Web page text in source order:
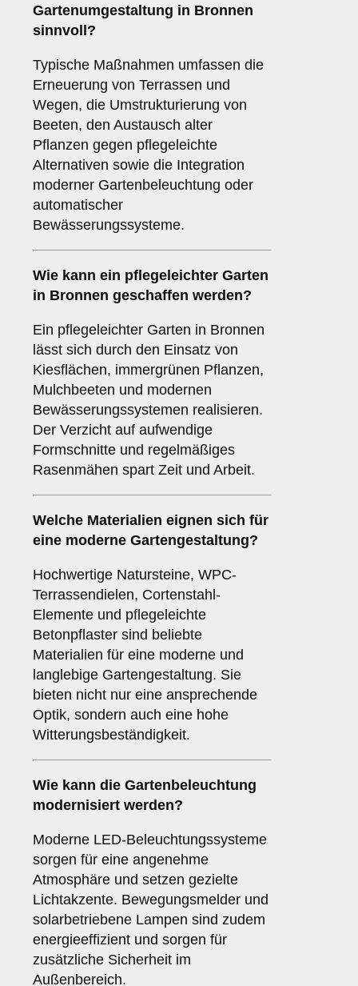
Gartenumgestaltung in Bronnen
sinnvoll?
Typische Maßnahmen umfassen die
Erneuerung von Terrassen und
Wegen, die Umstrukturierung von
Beeten, den Austausch alter
Pflanzen gegen pflegeleichte
Alternativen sowie die Integration
moderner Gartenbeleuchtung oder
automatischer
Bewässerungssysteme.
Wie kann ein pflegeleichter Garten
in Bronnen geschaffen werden?
Ein pflegeleichter Garten in Bronnen
lässt sich durch den Einsatz von
Kiesflächen, immergrünen Pflanzen,
Mulchbeeten und modernen
Bewässerungssystemen realisieren.
Der Verzicht auf aufwendige
Formschnitte und regelmäßiges
Rasenmähen spart Zeit und Arbeit.
Welche Materialien eignen sich für
eine moderne Gartengestaltung?
Hochwertige Natursteine, WPC-
Terrassendielen, Cortenstahl-
Elemente und pflegeleichte
Betonpflaster sind beliebte
Materialien für eine moderne und
langlebige Gartengestaltung. Sie
bieten nicht nur eine ansprechende
Optik, sondern auch eine hohe
Witterungsbeständigkeit.
Wie kann die Gartenbeleuchtung
modernisiert werden?
Moderne LED-Beleuchtungssysteme
sorgen für eine angenehme
Atmosphäre und setzen gezielte
Lichtakzente. Bewegungsmelder und
solarbetriebene Lampen sind zudem
energieeffizient und sorgen für
zusätzliche Sicherheit im
Außenbereich.